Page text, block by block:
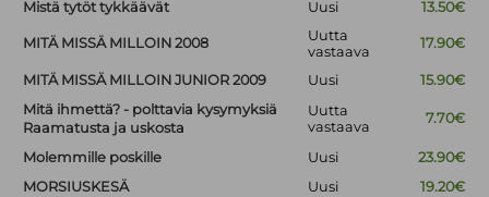
Mistä tytöt tykkäävät
Uusi 13.50€
MITÄ MISSÄ MILLOIN 2008
Uutta
vastaava
17.90€
MITÄ MISSÄ MILLOIN JUNIOR 2009 Uusi
15.90€
Mitä ihmettä? - polttavia kysymyksiä
Raamatusta ja uskosta
Uutta
vastaava
7.70€
Molemmille poskille Uusi
23.90€
MORSIUSKESÄ
Uusi
19.20€